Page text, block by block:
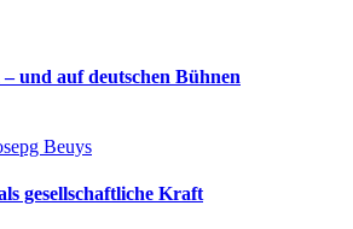
und auf deutschen Bühnen
gesellschaftliche Kraft